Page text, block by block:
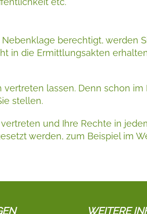
berechtigt, werden
in die Ermittlungsakten
lassen. Denn schon
stellen.
und Ihre Rechte in
werden, zum Beispiel im
WEITERE